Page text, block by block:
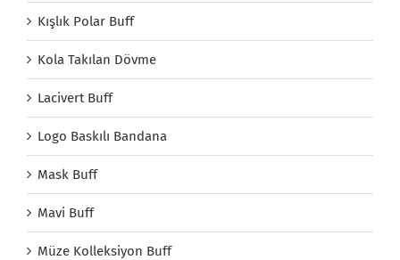
Kışlık Polar Buff
Kola Takılan Dövme
Lacivert Buff
Logo Baskılı Bandana
Mask Buff
Mavi Buff
Müze Kolleksiyon Buff